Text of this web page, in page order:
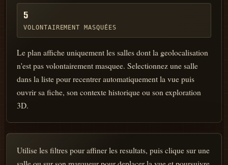
5
VOLONTAIREMENT MASQUÉES
Le plan affiche uniquement les salles dont la geolocalisation
n'est pas volontairement masquee. Selectionnez une salle
dans la liste pour recentrer automatiquement la vue puis
ouvrir sa fiche, son contexte historique ou son exploration
3D.
Utilise les filtres pour affiner les resultats, puis clique sur une